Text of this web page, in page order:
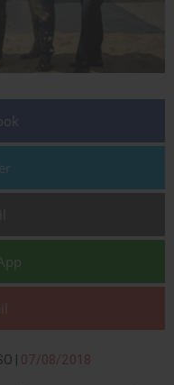
| 07/08/2018